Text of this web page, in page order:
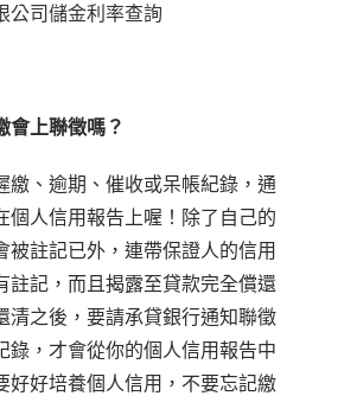
公司儲金利率查詢
會上聯徵嗎？
繳、逾期、催收或呆帳紀錄，通
個人信用報告上喔！除了自己的
被註記已外，連帶保證人的信用
註記，而且揭露至貸款完全償還
清之後，要請承貸銀行通知聯徵
錄，才會從你的個人信用報告中
好好培養個人信用，不要忘記繳